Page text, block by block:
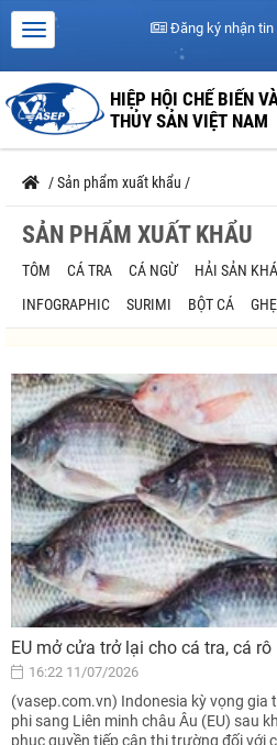
Đăng ký nhận tin
HIỆP HỘI CHẾ BIẾN
THỦY SẢN VIỆT NAM
/Sản phẩm xuất khẩu /
SẢN PHẨM XUẤT KHẨU
TÔM CÁ TRA CÁ NGỪ HẢI SẢN
INFOGRAPHIC
SURIMI BỘT CÁ GHẸ
EU mở cửa trở lại cho cá tra, cá
16:22 11/07/2026
(vasep.com.vn) Indonesia kỳ vọng gia
phi sang Liên minh châu Âu (EU) sau
phục quyền tiếp cận thị trường đối với